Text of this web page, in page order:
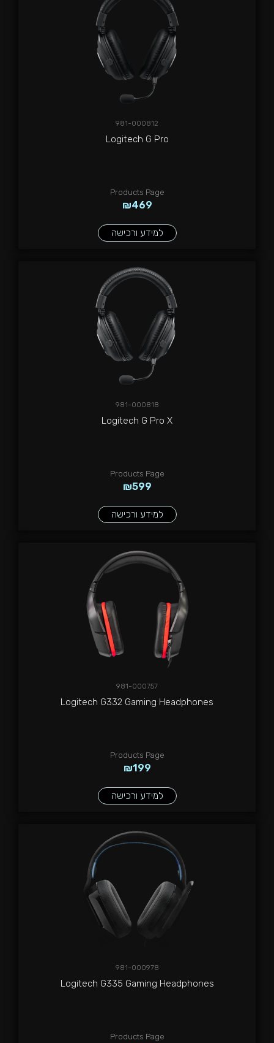
981-000812
Logitech G Pro
₪469
Products Page
למידע ורכישה
981-000818
Logitech G Pro X
₪599
Products Page
למידע ורכישה
981-000757
Logitech G332 Gaming Headphones
₪199
Products Page
למידע ורכישה
981-000978
Logitech G335 Gaming Headphones
Products Page